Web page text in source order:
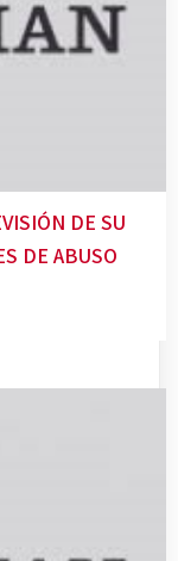
DE SU
DE ABUSO